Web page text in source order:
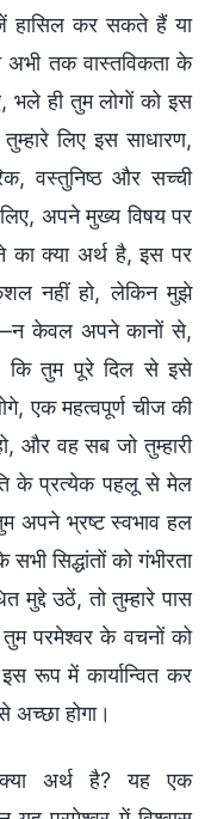
हासिल कर सकते हैं या
अभी तक वास्तविकता के
भले ही तुम लोगों को इस
लिए इस साधारण,
वस्तुनिष्ठ और सच्ची
अपने मुख्य विषय पर
क्या अर्थ है, इस पर
नहीं हो, लेकिन मुझे
केवल अपने कानों से,
कि तुम पूरे दिल से इसे
एक महत्वपूर्ण चीज की
और वह सब जो तुम्हारी
के प्रत्येक पहलू से मेल
अपने भ्रष्ट स्वभाव हल
सिद्धांतों को गंभीरता
उठें, तो तुम्हारे पास
परमेश्वर के वचनों को
रूप में कार्यान्वित कर
होगा।
अर्थ है? यह एक